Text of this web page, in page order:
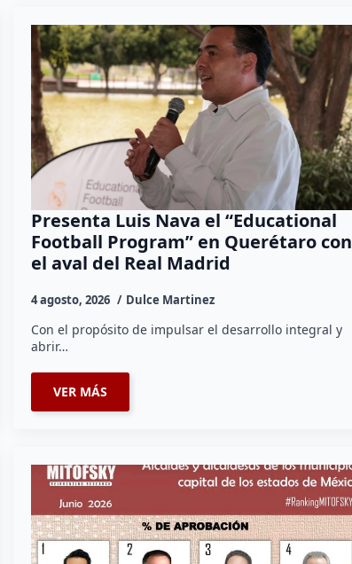
Presenta Luis Nava el “Educational
Football Program” en Querétaro con
el aval del Real Madrid
4 agosto, 2026 Dulce Martinez
Con el propósito de impulsar el desarrollo integral y
abrir…
VER MÁS